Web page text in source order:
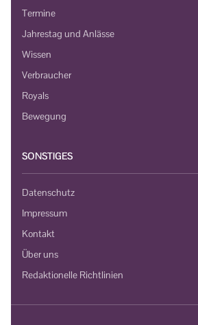
Termine
Jahrestag und Anlässe
Wissen
Verbraucher
Royals
Bewegung
SONSTIGES
Datenschutz
Impressum
Kontakt
Über uns
Redaktionelle Richtlinien